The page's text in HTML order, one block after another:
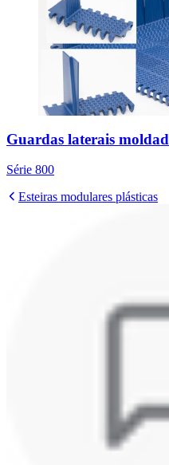
Guardas laterais
Série 800
Esteiras modulares plásticas